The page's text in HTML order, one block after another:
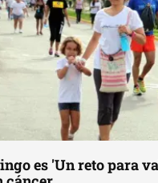
es 'Un reto para